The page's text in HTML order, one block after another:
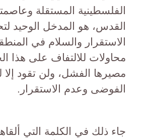
الفلسطينية المستقلة
القدس، هو المدخل الوحيد
الاستقرار والسلام في
محاولات للالتفاف على هذا
مصيرها الفشل، ولن تقود إلا
الفوضى وعدم الاستقرار.
جاء ذلك في الكلمة التي